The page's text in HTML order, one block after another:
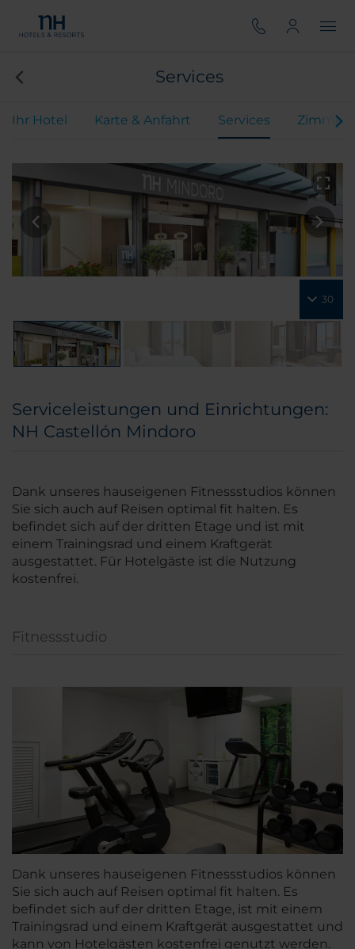
Services
Ihr Hotel Karte & Anfahrt Services Zimmer
30
Serviceleistungen und Einrichtungen:
NH Castellón Mindoro
Dank unseres hauseigenen Fitnessstudios können
Sie sich auch auf Reisen optimal fit halten. Es
befindet sich auf der dritten Etage und ist mit
einem Trainingsrad und einem Kraftgerät
ausgestattet. Für Hotelgäste ist die Nutzung
kostenfrei.
Fitnessstudio
Dank unseres hauseigenen Fitnessstudios können
Sie sich auch auf Reisen optimal fit halten. Es
befindet sich auf der dritten Etage, ist mit einem
Trainingsrad und einem Kraftgerät ausgestattet und
kann von Hotelgästen kostenfrei genutzt werden.